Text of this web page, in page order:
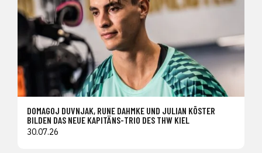
DOMAGOJ DUVNJAK, RUNE DAHMKE UND JULIAN KÖSTER
BILDEN DAS NEUE KAPITÄNS-TRIO DES THW KIEL
30.07.26